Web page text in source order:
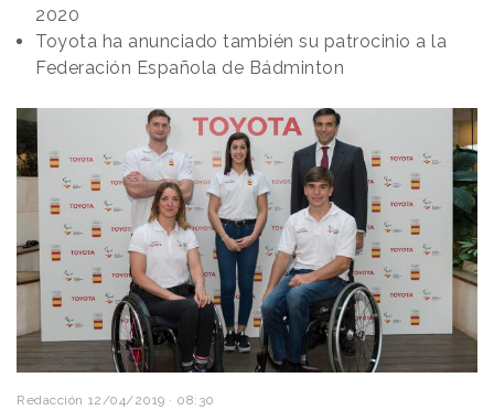
2020
Toyota ha anunciado también su patrocinio a la
Federación Española de Bádminton
Redacción 12/04/2019 · 08:30